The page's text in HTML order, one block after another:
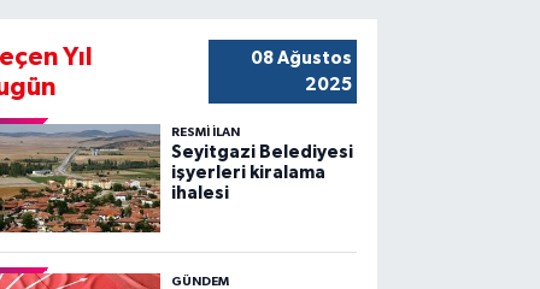
Yıl
08 Ağustos
2025
RESMİ İLAN
Seyitgazi Belediyesi
işyerleri kiralama
ihalesi
GÜNDEM